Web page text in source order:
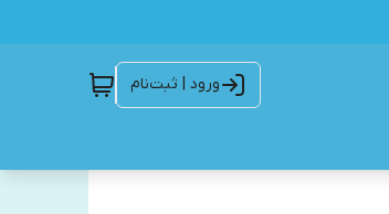
ورود | ثبت‌نام